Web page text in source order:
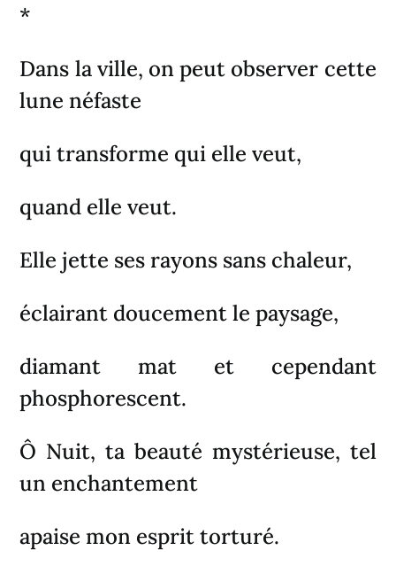
*
Dans la ville, on peut observer cette
lune néfaste
qui transforme qui elle veut,
quand elle veut.
Elle jette ses rayons sans chaleur,
éclairant doucement le paysage,
diamant mat et cependant
phosphorescent.
Ô Nuit, ta beauté mystérieuse, tel
un enchantement
apaise mon esprit torturé.